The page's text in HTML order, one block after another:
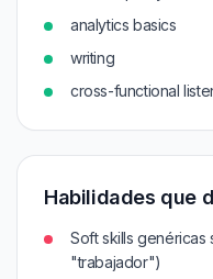
analytics basics
writing
cross-functional
Habilidades que
Soft skills genéricas
"trabajador")